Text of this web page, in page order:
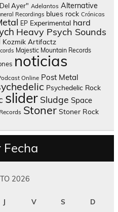
Ayer" Adelantos Alternative
Recordings blues rock Crónicas
EP Experimental hard
Heavy Psych Sounds
Kozmik Artifactz
Majestic Mountain Records
noticias
Online Post Metal
Psychedelic Rock
slider Sludge Space
Stoner Stoner Rock
2026
J V S D